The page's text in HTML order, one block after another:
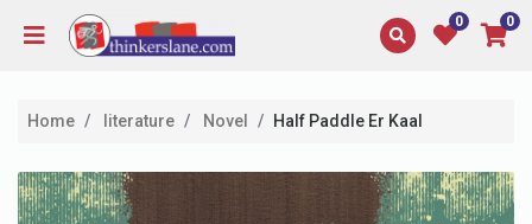
0 0
Home literature Novel Half Paddle Er Kaal